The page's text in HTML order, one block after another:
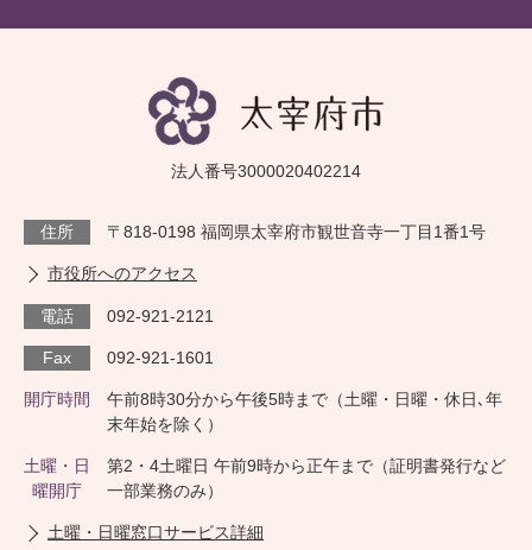
法人番号3000020402214
住所 〒818-0198 福岡県太宰府市観世音寺一丁目1番1号
市役所へのアクセス
電話 092-921-2121
Fax 092-921-1601
開庁時間
午前8時30分から午後5時まで（土曜・日曜・休日､年
末年始を除く）
土曜・日
曜開庁
第2・4土曜日 午前9時から正午まで（証明書発行など
一部業務のみ）
土曜・日曜窓口サービス詳細